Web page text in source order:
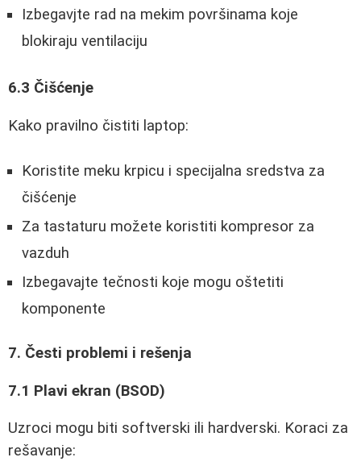
Izbegavjte rad na mekim površinama koje
blokiraju ventilaciju
6.3 Čišćenje
Kako pravilno čistiti laptop:
Koristite meku krpicu i specijalna sredstva za
čišćenje
Za tastaturu možete koristiti kompresor za
vazduh
Izbegavajte tečnosti koje mogu oštetiti
komponente
7. Česti problemi i rešenja
7.1 Plavi ekran (BSOD)
Uzroci mogu biti softverski ili hardverski. Koraci za
rešavanje: